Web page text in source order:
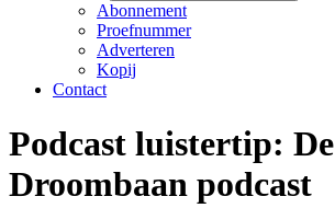
Abonnement
Proefnummer
Adverteren
Kopij
Contact
Podcast luistertip: De
Droombaan podcast